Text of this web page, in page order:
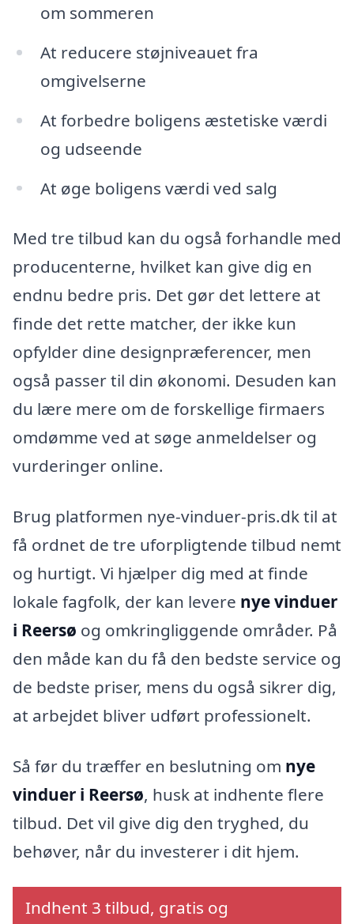
om sommeren
At reducere støjniveauet fra
omgivelserne
At forbedre boligens æstetiske værdi
og udseende
At øge boligens værdi ved salg
Med tre tilbud kan du også forhandle med
producenterne, hvilket kan give dig en
endnu bedre pris. Det gør det lettere at
finde det rette matcher, der ikke kun
opfylder dine designpræferencer, men
også passer til din økonomi. Desuden kan
du lære mere om de forskellige firmaers
omdømme ved at søge anmeldelser og
vurderinger online.
Brug platformen nye-vinduer-pris.dk til at
få ordnet de tre uforpligtende tilbud nemt
og hurtigt. Vi hjælper dig med at finde
lokale fagfolk, der kan levere nye vinduer
i Reersø og omkringliggende områder. På
den måde kan du få den bedste service og
de bedste priser, mens du også sikrer dig,
at arbejdet bliver udført professionelt.
Så før du træffer en beslutning om nye
vinduer i Reersø, husk at indhente flere
tilbud. Det vil give dig den tryghed, du
behøver, når du investerer i dit hjem.
Indhent 3 tilbud, gratis og